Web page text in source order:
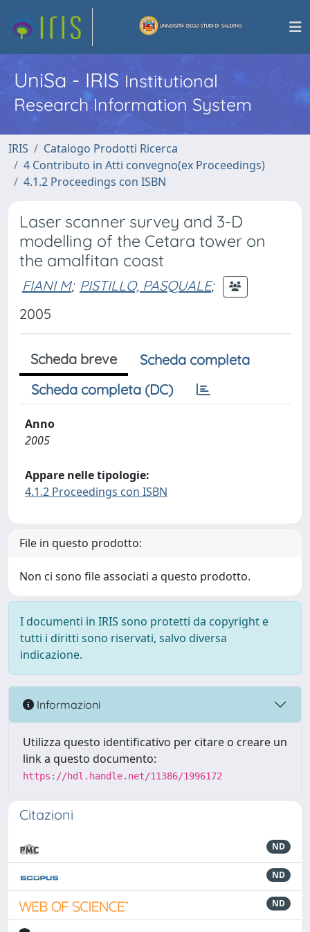
UniSa - IRISInstitutional
Research Information System
IRIS
Catalogo Prodotti Ricerca
4 Contributo in Atti convegno(ex Proceedings)
4.1.2 Proceedings con ISBN
Laser scanner survey and 3-D
modelling of the Cetara tower on
the amalfitan coast
FIANI M; PISTILLO, PASQUALE;
2005
Scheda breve
Scheda completa
Scheda completa (DC)
Anno
2005
Appare nelle tipologie:
4.1.2 Proceedings con ISBN
File in questo prodotto:
Non ci sono file associati a questo prodotto.
I documenti in IRIS sono protetti da copyright e
tutti i diritti sono riservati, salvo diversa
indicazione.
Informazioni
Utilizza questo identificativo per citare o creare un
link a questo documento:
https://hdl.handle.net/11386/1996172
Citazioni
ND
ND
ND